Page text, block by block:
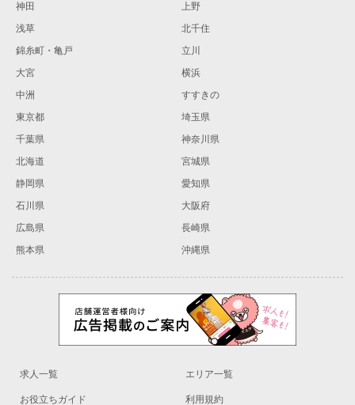
神田
上野
浅草
北千住
錦糸町・亀戸
立川
大宮
横浜
中洲
すすきの
東京都
埼玉県
千葉県
神奈川県
北海道
宮城県
静岡県
愛知県
石川県
大阪府
広島県
長崎県
熊本県
沖縄県
求人一覧 エリア一覧
お役立ちガイド 利用規約